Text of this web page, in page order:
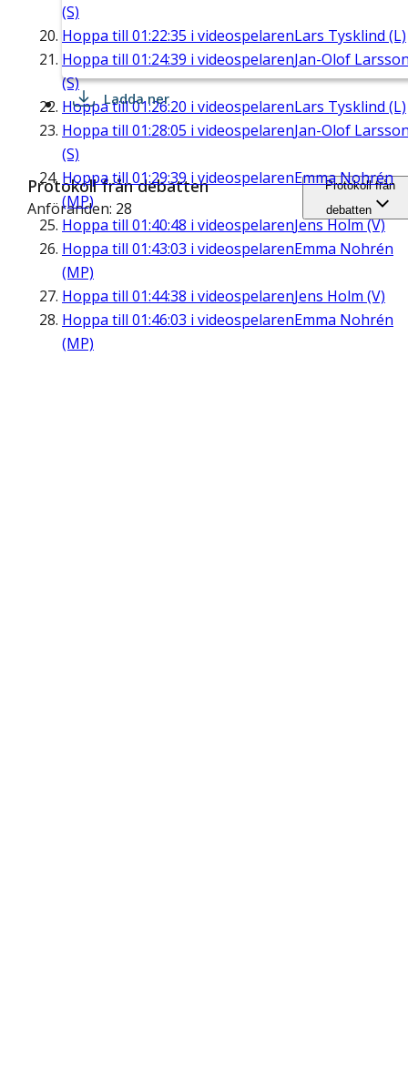
(S)
Hoppa till 01:22:35 i videospelarenLars Tysklind (L)
Hoppa till 01:24:39 i videospelarenJan-Olof
(S)
Hoppa till01:26:20 i videospelarenLars Tysklind (L)
Hoppa till 01:28:05 i videospelarenJan-Olof
(S)
Hoppa till 01:29:39 i videospelarenEmma Nohrén
(MP)
Hoppa till 01:40:48 i videospelarenJens Holm (V)
Hoppa till 01:43:03 i videospelarenEmma Nohrén
(MP)
Hoppa till 01:44:38 i videospelarenJens Holm (V)
Hoppa till 01:46:03 i videospelarenEmma Nohrén
(MP)
Ladda ner
Protokoll från debatten
Anföranden: 28
Protokoll från
debatten